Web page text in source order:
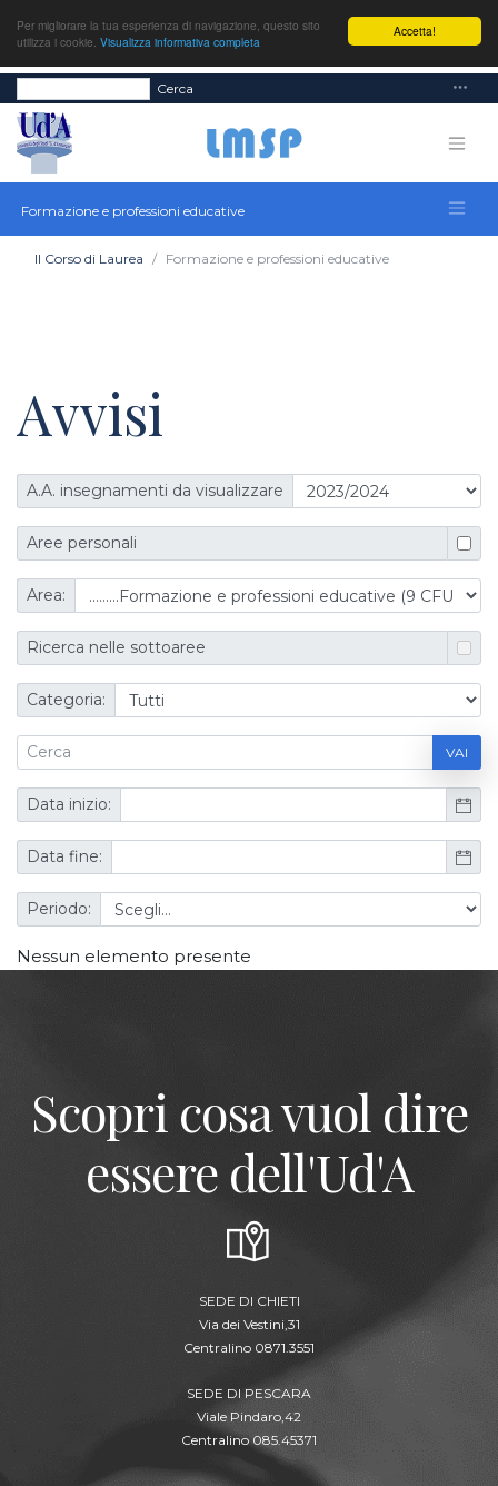
Accetta!
Per migliorare la tua esperienza di navigazione, questo sito
utilizza i cookie. Visualizza informativa completa
Cerca
Formazione e professioni educative
Il Corso di Laurea Formazione e professioni educative
Avvisi
A.A. insegnamenti da visualizzare
Aree personali
Area:
Ricerca nelle sottoaree
Categoria:
VAI
Data inizio:
Data fine:
Periodo:
Nessun elemento presente
Scopri cosa vuol dire
essere dell'Ud'A
SEDE DI CHIETI
Via dei Vestini,31
Centralino 0871.3551
SEDE DI PESCARA
Viale Pindaro,42
Centralino 085.45371